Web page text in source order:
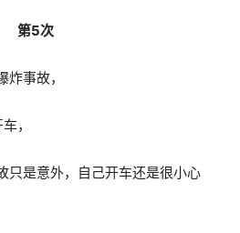
第5次
事故，
，
只是意外，自己开车还是很小心